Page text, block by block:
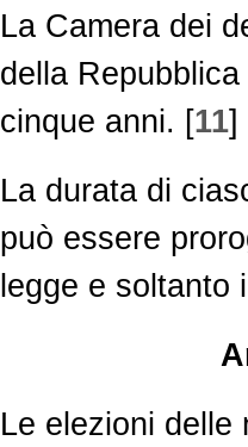
La Camera dei
della
cinque anni. [11]
La durata di
può essere
legge e soltanto
Le elezioni delle